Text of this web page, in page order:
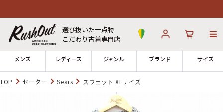
選び抜いた一点物
こだわり古着専門店
メンズ レディース ジャンル ブランド サイズ
お気に入り
TOP セーター Sears スウェット XLサイズ